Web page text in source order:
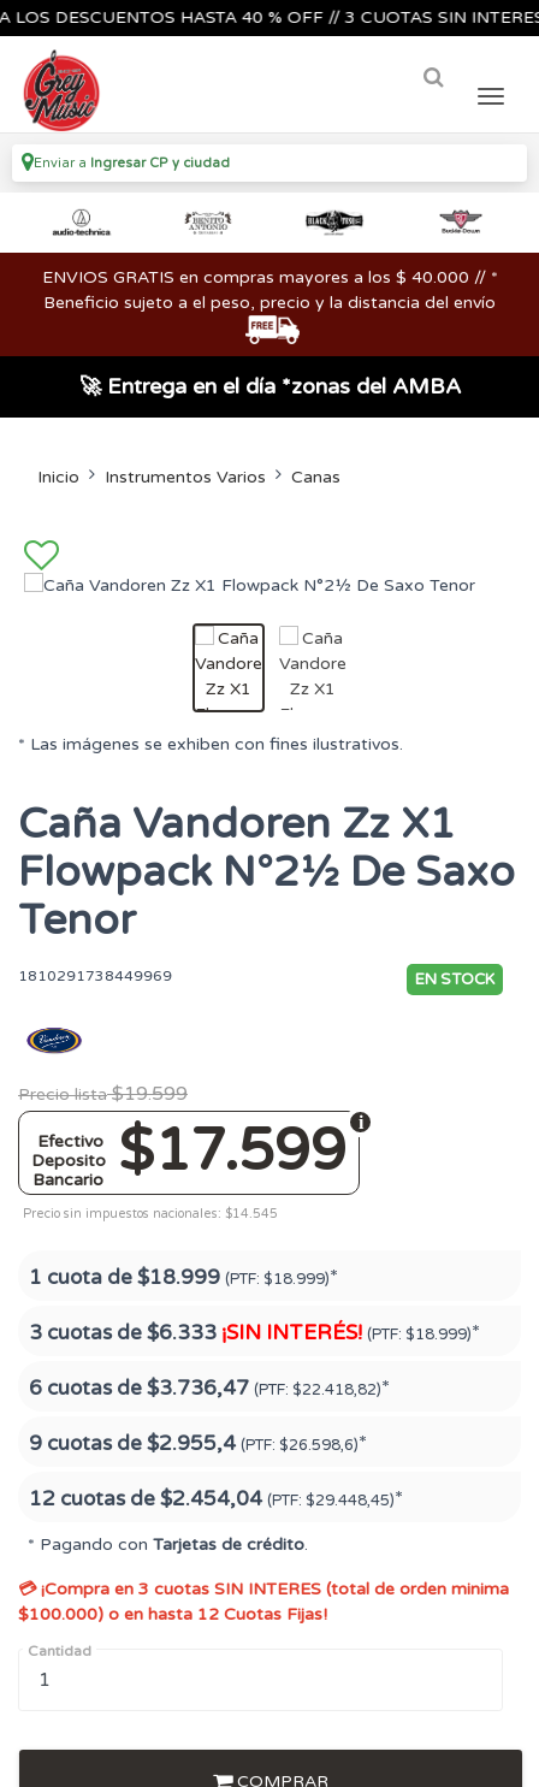
DESCUENTOS HASTA 40 % OFF // 3 CUOTAS SIN
Enviar a Ingresar CP y ciudad
ENVIOS GRATIS en compras mayores a los $ 40.000 // *
Beneficio sujeto a el peso, precio y la distancia del envío
🚀 Entrega en el día *zonas del AMBA
Inicio Instrumentos Varios Canas
* Las imágenes se exhiben con fines ilustrativos.
Caña Vandoren Zz X1
Flowpack N°2½ De Saxo
Tenor
1810291738449969 EN STOCK
Precio lista $19.599
$17.599
Efectivo
Deposito
Bancario
Precio sin impuestos nacionales: $14.545
1 cuota de$18.999 (PTF: $18.999)*
3 cuotas de$6.333 ¡SIN INTERÉS! (PTF: $18.999)*
6 cuotas de$3.736,47 (PTF: $22.418,82)*
9 cuotas de$2.955,4 (PTF: $26.598,6)*
12 cuotas de$2.454,04 (PTF: $29.448,45)*
* Pagando con Tarjetas de crédito.
💳 ¡Compra en 3 cuotas SIN INTERES (total de orden minima
$100.000) o en hasta 12 Cuotas Fijas!
Cantidad
COMPRAR